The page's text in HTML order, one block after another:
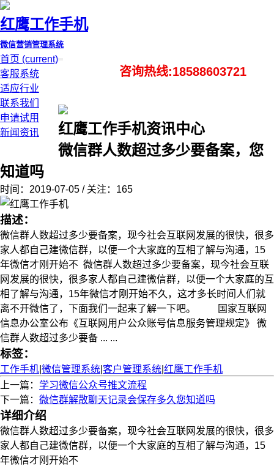
红鹰工作手机
微信营销管理系统
首页 (current)
客服系统
适应行业
联系我们
申请试用
新闻资讯
咨询热线:18588603721
红鹰工作手机资讯中心
微信群人数超过多少要备案，您
知道吗
时间：2019-07-05 / 关注：165
描述：
微信群人数超过多少要备案，现今社会互联网发展的很快，很多
家人都自己建微信群，以便一个大家庭的互相了解与沟通，15
年微信才刚开始不 微信群人数超过多少要备案，现今社会互联
网发展的很快，很多家人都自己建微信群，以便一个大家庭的互
相了解与沟通，15年微信才刚开始不久，这才多长时间人们就
离不开微信了，下面我们一起来了解一下吧。 国家互联网
信息办公室公布《互联网用户公众账号信息服务管理规定》 微
信群人数超过多少要备 ... ...
标签：
工作手机 微信管理系统 客户管理系统 红鹰工作手机
上一篇： 学习微信公众号推文流程
下一篇： 微信群解散聊天记录会保存多久您知道吗
详细介绍
微信群人数超过多少要备案，现今社会互联网发展的很快，很多
家人都自己建微信群，以便一个大家庭的互相了解与沟通，15
年微信才刚开始不